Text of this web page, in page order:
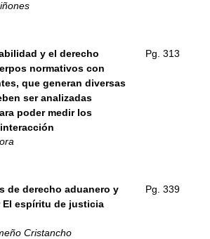
y el derecho
normativos con
que generan diversas
ser analizadas
poder medir los
Pg. 313
de derecho aduanero y
El espíritu de justicia
Pg. 339
Cristancho